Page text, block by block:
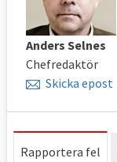
Anders Selnes
Chefredaktör
Skicka epost
Rapportera fel